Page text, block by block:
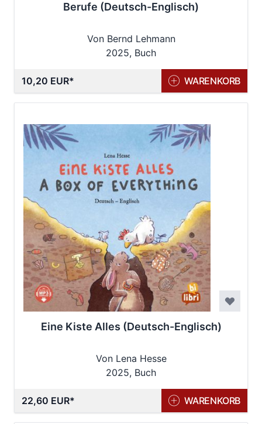
Berufe (Deutsch-Englisch)
Von Bernd Lehmann
2025, Buch
10,20 EUR WARENKORB
Eine Kiste Alles (Deutsch-Englisch)
Von Lena Hesse
2025, Buch
22,60 EUR WARENKORB